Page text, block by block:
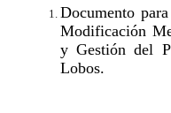
Documento
Modificación
y Gestión del
Lobos.